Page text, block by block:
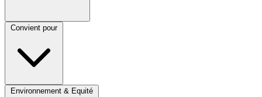
Convient pour
Environnement & Equité